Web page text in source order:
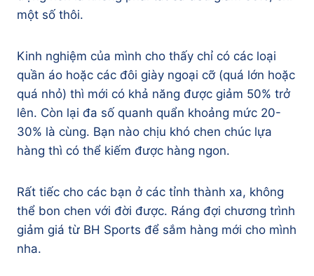
một số thôi.
Kinh nghiệm của mình cho thấy chỉ có các loại
quần áo hoặc các đôi giày ngoại cỡ (quá lớn hoặc
quá nhỏ) thì mới có khả năng được giảm 50% trở
lên. Còn lại đa số quanh quẩn khoảng mức 20-
30% là cùng. Bạn nào chịu khó chen chúc lựa
hàng thì có thể kiếm được hàng ngon.
Rất tiếc cho các bạn ở các tỉnh thành xa, không
thể bon chen với đời được. Ráng đợi chương trình
giảm giá từ BH Sports để sắm hàng mới cho mình
nha.